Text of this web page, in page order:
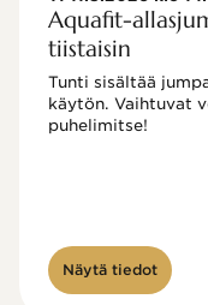
Aquafit-
tiistaisin
Tunti sisältää
käytön. Vaihtuvat
puhelimitse!
Näytä tiedot